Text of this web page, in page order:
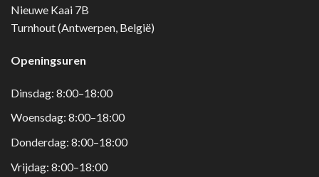
Nieuwe Kaai 7B
Turnhout (Antwerpen, België)
Openingsuren
Dinsdag: 8:00–18:00
Woensdag: 8:00–18:00
Donderdag: 8:00–18:00
Vrijdag: 8:00–18:00